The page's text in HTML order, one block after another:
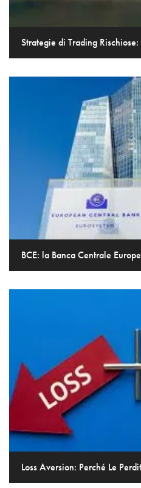
Strategie di Trading
BCE: la Banca Centrale
Loss Aversion: Perché Le